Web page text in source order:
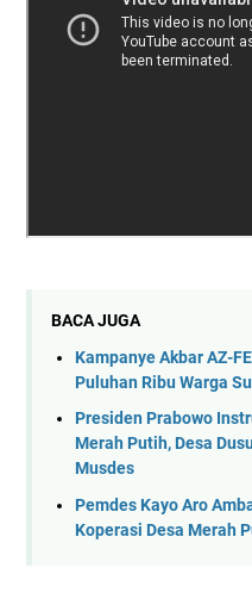
BACA JUGA
Kampanye Akbar AZ-
Puluhan Ribu Warga
Presiden Prabowo
Merah Putih, Desa
Musdes
Pemdes Kayo Aro
Koperasi Desa Merah